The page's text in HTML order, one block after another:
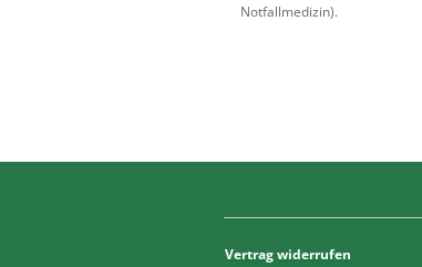
Notfallmedizin).
Vertrag widerrufen